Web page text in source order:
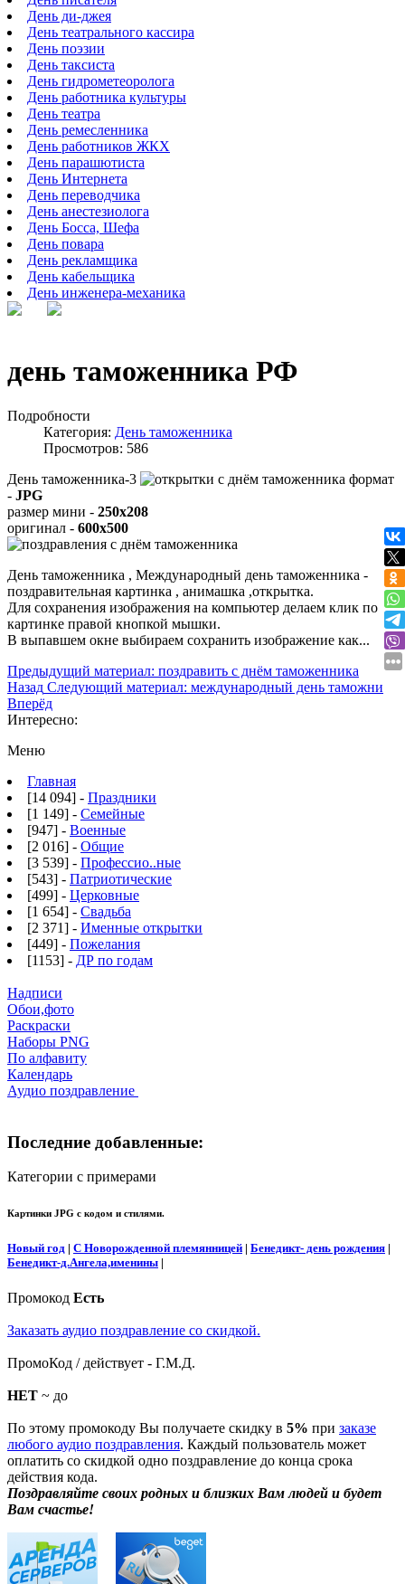
День ди-джея
День театрального кассира
День поэзии
День таксиста
День гидрометеоролога
День работника культуры
День театра
День ремесленника
День работников ЖКХ
День парашютиста
День Интернета
День переводчика
День анестезиолога
День Босса, Шефа
День повара
День рекламщика
День кабельщика
День инженера-механика
день таможенника РФ
Подробности
Категория: День таможенника
Просмотров: 586
День таможенника-3
формат
- JPG
размер мини - 250x208
оригинал - 600x500
День таможенника , Международный день таможенника -
поздравительная картинка , анимашка ,открытка.
Для сохранения изображения на компьютер делаем клик по
картинке правой кнопкой мышки.
В выпавшем окне выбираем сохранить изображение как...
Предыдущий материал: поздравить с днём таможенника
Назад Следующий материал: международный день таможни
Вперёд
Интересно:
Меню
Главная
[14 094] - Праздники
[1 149] - Семейные
[947] - Военные
[2 016] - Общие
[3 539] - Профессио..ные
[543] - Патриотические
[499] - Церковные
[1 654] - Свадьба
[2 371] - Именные открытки
[449] - Пожелания
[1153] - ДР по годам
Надписи
Обои,фото
Раскраски
Наборы PNG
По алфавиту
Календарь
Аудио поздравление
Последние добавленные:
Категории с примерами
Картинки JPG с кодом и стилями.
Новый год | С Новорожденной племянницей | Бенедикт- день рождения |
Бенедикт-д.Ангела,именины |
Промокод Есть
Заказать аудио поздравление со скидкой.
ПромоКод / действует - Г.М.Д.
НЕТ ~ до
По этому промокоду Вы получаете скидку в 5% при заказе
любого аудио поздравления. Каждый пользователь может
оплатить со скидкой одно поздравление до конца срока
действия кода.
Поздравляйте своих родных и близких Вам людей и будет
Вам счастье!